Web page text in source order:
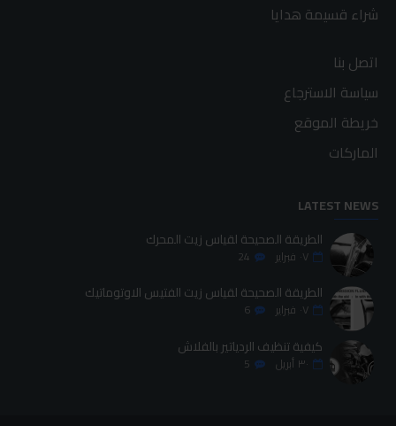
شراء قسيمة هدايا
اتصل بنا
سياسة الاسترجاع
خريطة الموقع
الماركات
LATEST NEWS
الطريقة الصحيحة لقياس زيت المحرك
٠٧ فبراير 24
الطريقة الصحيحة لقياس زيت الفتيس الاوتوماتيك
٠٧ فبراير 6
كيفية تنظيف الردياتير بالفلاش
٣٠ أبريل 5